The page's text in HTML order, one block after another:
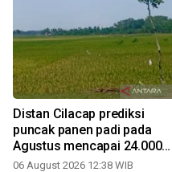
Distan Cilacap prediksi
puncak panen padi pada
Agustus mencapai 24.000
ha
06 August 2026 12:38 WIB